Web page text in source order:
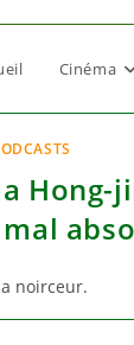
Cinéma
Hong-
noirceur.